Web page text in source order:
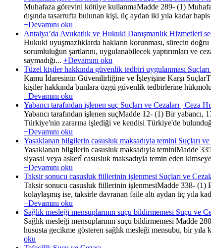
Muhafaza görevini kötüye kullanmaMadde 289- (1)
dışında tasarrufta bulunan kişi, üç aydan iki yıla kadar
+Devamını oku
Antalya’da Avukatlık ve Hukuki Danışmanlık Hizmetleri
Hukuki uyuşmazlıklarda hakların korunması, sürecin
sorumluluğun şartlarını, uygulanabilecek yaptırımları ve
saymadığı... +Devamını oku
Tüzel kişiler hakkında güvenlik tedbiri uygulanması
Kamu İdaresinin Güvenilirliğine ve İşleyişine Karşı
kişiler hakkında bunlara özgü güvenlik tedbirlerine
+Devamını oku
Yabancı tarafından işlenen suç Suçları ve Cezaları | Ceza
Yabancı tarafından işlenen suçMadde 12- (1) Bir yabancı,
Türkiye'nin zararına işlediği ve kendisi Türkiye'de
+Devamını oku
Yasaklanan bilgilerin casusluk maksadıyla temini Suçları
Yasaklanan bilgilerin casusluk maksadıyla teminiMadde
siyasal veya askerî casusluk maksadıyla temin eden
+Devamını oku
Taksir sonucu casusluk fiillerinin işlenmesi Suçları ve
Taksir sonucu casusluk fiillerinin işlenmesiMadde 338- (1)
kolaylaşmış ise, taksirle davranan faile altı aydan üç yıla
+Devamını oku
Sağlık mesleği mensuplarının suçu bildirmemesi Suçu ve
Sağlık mesleği mensuplarının suçu bildirmemesi Madde
hususta gecikme gösteren sağlık mesleği mensubu, bir yıla
oku